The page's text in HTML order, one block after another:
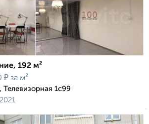
192 м²
₽ за м²
1с99